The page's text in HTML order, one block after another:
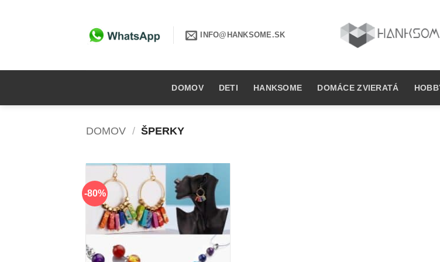
INFO@HANKSOME.SK
DOMOV DETI HANKSOME DOMÁCE ZVIERATÁ
DOMOV / ŠPERKY
-80%